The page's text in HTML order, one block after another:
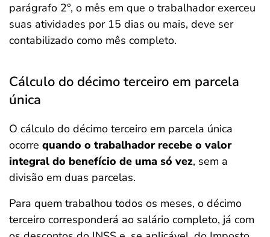
parágrafo 2°, o mês em que o trabalhador exerceu
suas atividades por 15 dias ou mais, deve ser
contabilizado como mês completo.
Cálculo do décimo terceiro em parcela
única
O cálculo do décimo terceiro em parcela única
ocorre quando o trabalhador recebe o valor
integral do benefício de uma só vez, sem a
divisão em duas parcelas.
Para quem trabalhou todos os meses, o décimo
terceiro corresponderá ao salário completo, já com